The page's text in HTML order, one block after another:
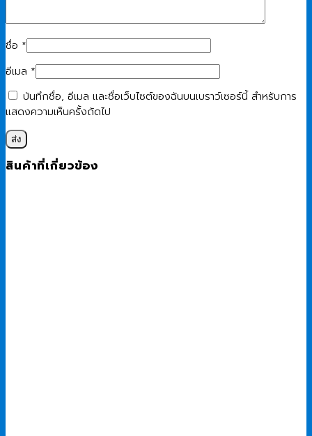
ชื่อ *
อีเมล *
บันทึกชื่อ, อีเมล และชื่อเว็บไซต์ของฉันบนเบราว์เซอร์นี้ สำหรับการ
แสดงความเห็นครั้งถัดไป
สินค้าที่เกี่ยวข้อง